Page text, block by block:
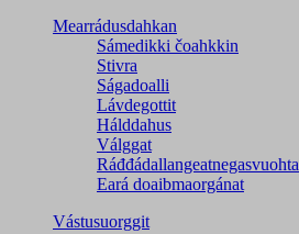
Mearrádusdahkan
Sámedikki čoahkkin
Stivra
Ságadoalli
Lávdegottit
Hálddahus
Válggat
Ráđđádallangeatnegas­vuohta
Eará doaibmaorgánat
Vástusuorggit